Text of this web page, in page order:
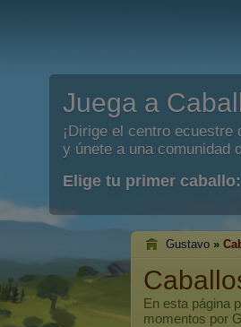
Juega a
¡Dirige el centro ecuestre
y únete a una comunidad
Elige tu primer caballo:
Gustavo »
En esta página
momentos por